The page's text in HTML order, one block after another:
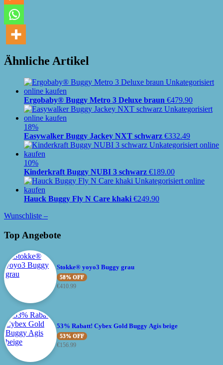
Ähnliche Artikel
Ergobaby® Buggy Metro 3 Deluxe braun €479.90
18%
Easywalker Buggy Jackey NXT schwarz €332.49
10%
Kinderkraft Buggy NUBI 3 schwarz €189.00
Hauck Buggy Fly N Care khaki €249.90
Wunschliste –
Top Angebote
Stokke® yoyo3 Buggy grau
58% OFF
€410.99
53% Rabatt! Cybex Gold Buggy Agis beige
53% OFF
€156.99